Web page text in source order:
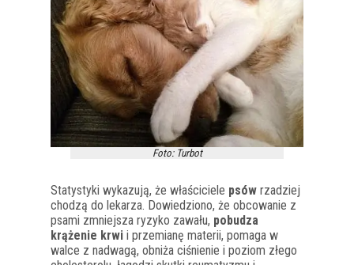
Foto: Turbot
Statystyki wykazują, że właściciele psów rzadziej
chodzą do lekarza. Dowiedziono, że obcowanie z
psami zmniejsza ryzyko zawału, pobudza
krążenie krwi i przemianę materii, pomaga w
walce z nadwagą, obniża ciśnienie i poziom złego